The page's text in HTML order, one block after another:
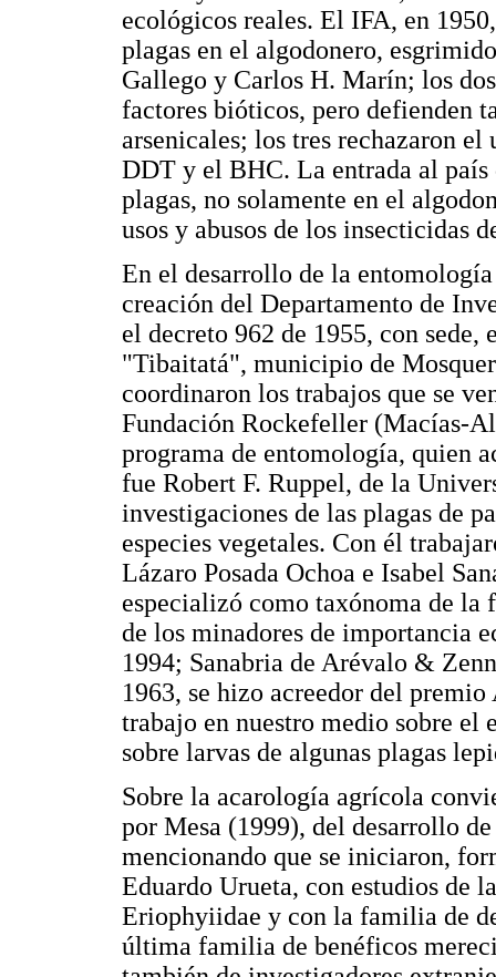
ecológicos reales. El IFA, en
plagas en el algodonero,
Gallego y Carlos H. Marín; los
factores bióticos, pero defienden
arsenicales; los tres rechazaron
DDT y el BHC. La entrada al
plagas, no solamente en el
usos y abusos de los insecticidas
En el desarrollo de la
creación del Departamento de
el decreto 962 de 1955, con
"Tibaitatá", municipio de
coordinaron los trabajos que se
Fundación Rockefeller (Macías-
programa de entomología, quien
fue Robert F. Ruppel, de la
investigaciones de las plagas de
especies vegetales. Con él
Lázaro Posada Ochoa e Isabel
especializó como taxónoma de
de los minadores de importancia
1994; Sanabria de Arévalo &
1963, se hizo acreedor del
trabajo en nuestro medio sobre el
sobre larvas de algunas plagas
Sobre la acarología agrícola
por Mesa (1999), del desarrollo
mencionando que se iniciaron,
Eduardo Urueta, con estudios de
Eriophyiidae y con la familia de
última familia de benéficos